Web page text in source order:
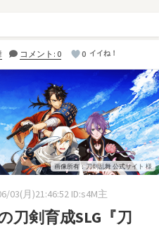
コメント: 0 0 イイね！
画像所有：刀剣乱舞 公式サイト 様
03(月)21:46:52 ID:s4M主
刀剣育成SLG『刀